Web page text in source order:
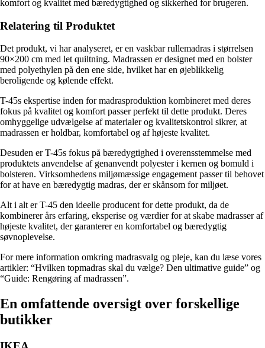
komfort og kvalitet med bæredygtighed og sikkerhed for brugeren.
Relatering til Produktet
Det produkt, vi har analyseret, er en vaskbar rullemadras i størrelsen
90×200 cm med let quiltning. Madrassen er designet med en bolster
med polyethylen på den ene side, hvilket har en øjeblikkelig
beroligende og kølende effekt.
T-45s ekspertise inden for madrasproduktion kombineret med deres
fokus på kvalitet og komfort passer perfekt til dette produkt. Deres
omhyggelige udvælgelse af materialer og kvalitetskontrol sikrer, at
madrassen er holdbar, komfortabel og af højeste kvalitet.
Desuden er T-45s fokus på bæredygtighed i overensstemmelse med
produktets anvendelse af genanvendt polyester i kernen og bomuld i
bolsteren. Virksomhedens miljømæssige engagement passer til behovet
for at have en bæredygtig madras, der er skånsom for miljøet.
Alt i alt er T-45 den ideelle producent for dette produkt, da de
kombinerer års erfaring, eksperise og værdier for at skabe madrasser af
højeste kvalitet, der garanterer en komfortabel og bæredygtig
søvnoplevelse.
For mere information omkring madrasvalg og pleje, kan du læse vores
artikler: “Hvilken topmadras skal du vælge? Den ultimative guide” og
“Guide: Rengøring af madrassen”.
En omfattende oversigt over forskellige
butikker